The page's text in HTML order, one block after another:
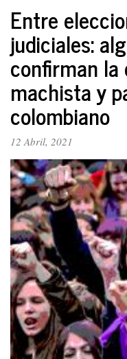
e
inequidad
en
Barranquilla
Entre
judiciales:
confirman
machista y
colombiano
12 Abril, 2021